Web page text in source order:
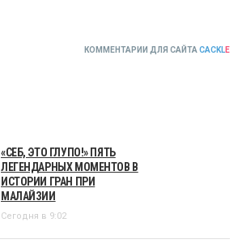
КОММЕНТАРИИ ДЛЯ САЙТА CACKLE
«СЕБ, ЭТО ГЛУПО!» ПЯТЬ
ЛЕГЕНДАРНЫХ МОМЕНТОВ В
ИСТОРИИ ГРАН ПРИ
МАЛАЙЗИИ
Сегодня в 9:02